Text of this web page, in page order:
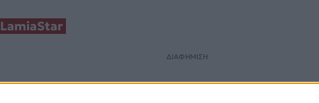
LamiaStar
ΔΙΑΦΗΜΙΣΗ